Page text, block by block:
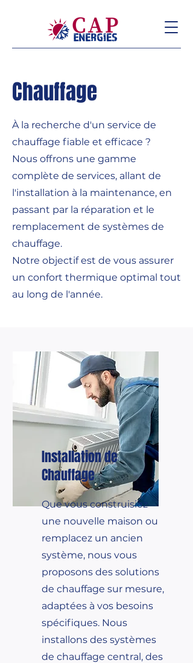
Chauffage
À la recherche d'un service de
chauffage fiable et efficace ?
Nous offrons une gamme
complète de services, allant de
l'installation à la maintenance, en
passant par la réparation et le
remplacement de systèmes de
chauffage.
Notre objectif est de vous assurer
un confort thermique optimal tout
au long de l'année.
Installation de
Chauffage
Que vous construisiez
une nouvelle maison ou
remplacez un ancien
système, nous vous
proposons des solutions
de chauffage sur mesure,
adaptées à vos besoins
spécifiques. Nous
installons des systèmes
de chauffage central, des